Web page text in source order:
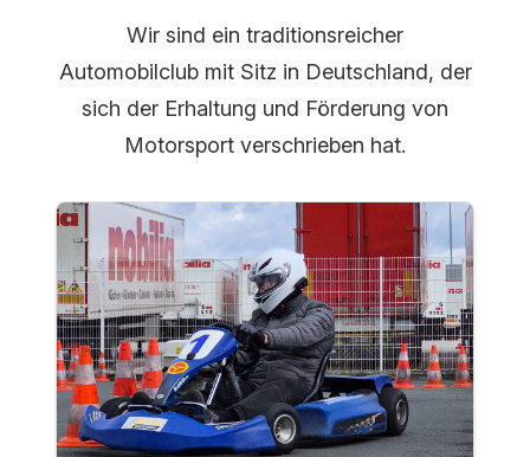
Wir sind ein traditionsreicher
Automobilclub mit Sitz in Deutschland, der
sich der Erhaltung und Förderung von
Motorsport verschrieben hat.